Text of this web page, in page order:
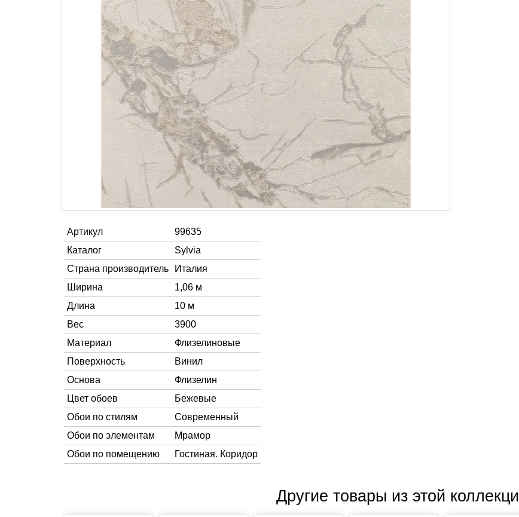
Артикул
99635
Каталог
Sylvia
Страна производитель
Италия
Ширина
1,06 м
Длина
10 м
Вес
3900
Материал
Флизелиновые
Поверхность
Винил
Основа
Флизелин
Цвет обоев
Бежевые
Обои по стилям
Современный
Обои по элементам
Мрамор
Обои по помещению
Гостиная. Коридор
Другие товары из этой